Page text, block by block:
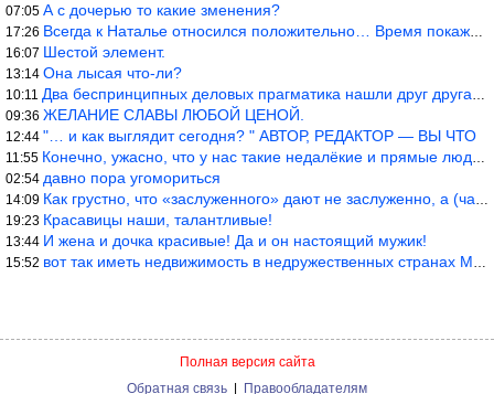
07:05 А с дочерью то какие зменения?
17:26 Всегда к Наталье относился положительно… Время покажет, что буде
16:07 Шестой элемент.
13:14 Она лысая что-ли?
10:11 Два беспринципных деловых прагматика нашли друг друга и «остепен
09:36 ЖЕЛАНИЕ СЛАВЫ ЛЮБОЙ ЦЕНОЙ.
12:44 "… и как выглядит сегодня? " АВТОР, РЕДАКТОР — ВЫ ЧТО
11:55 Конечно, ужасно, что у нас такие недалёкие и прямые люди… Как мо
02:54 давно пора угомориться
14:09 Как грустно, что «заслуженного» дают не заслуженно, а (чаще) по-
19:23 Красавицы наши, талантливые!
13:44 И жена и дочка красивые! Да и он настоящий мужик!
15:52 вот так иметь недвижимость в недружественных странах Могут забра
Полная версия сайта
Обратная связь
Правообладателям